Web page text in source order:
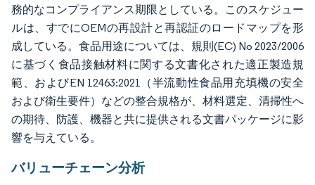
務的なコンプライアンス期限としている。このスケジュー
ルは、すでにOEMの再設計と再認証のロードマップを形
成している。食品用途については、規則(EC) No 2023/2006
に基づく食品接触材料に関する文書化された適正製造規
範、およびEN 12463:2021（半流動性食品用充填機の安全
および衛生要件）などの整合規格が、材料選定、清掃性へ
の期待、防護、機器と共に提供される文書パッケージに影
響を与えている。
バリューチェーン分析